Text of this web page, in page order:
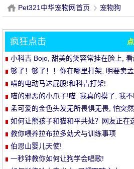
健康饮食 宠物美容 宠物医院
P
et
Pet321中华宠物网首页
›
宠物狗
疯狂点击
小科吉 Bojo, 甜美的笑容常挂在脸上,
来每天都是超级快乐!爱笑的小短腿, 太治
够了！够了！！你在哪里打架, 明要卖孟
喵的电动马达屁股!和科吉打架!
喵的邪恶的小爪子!喵: 我真的摸了, 我不
孟可爱的金色头发无所畏惧无畏, 怕突
静的空气
如何让熊孩子和猫和平共处？网友正在
做..。婴孩必须被充电送..。
教你喂养拉布拉多幼犬与训练事项
伯恩山婴儿天使!
一秒钟教你如何让狗学会唱歌!